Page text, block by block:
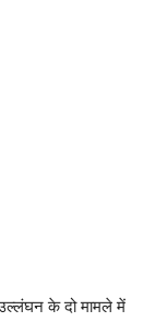
के दो मामले में